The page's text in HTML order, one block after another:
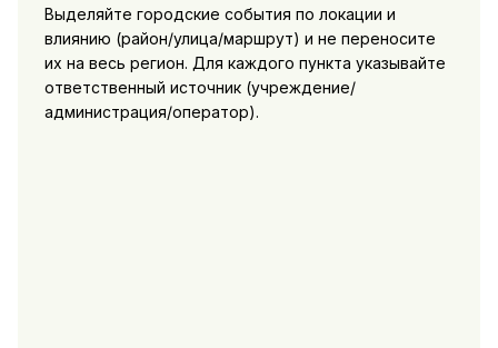
Выделяйте городские события по локации и
влиянию (район/улица/маршрут) и не переносите
их на весь регион. Для каждого пункта указывайте
ответственный источник (учреждение/
администрация/оператор).